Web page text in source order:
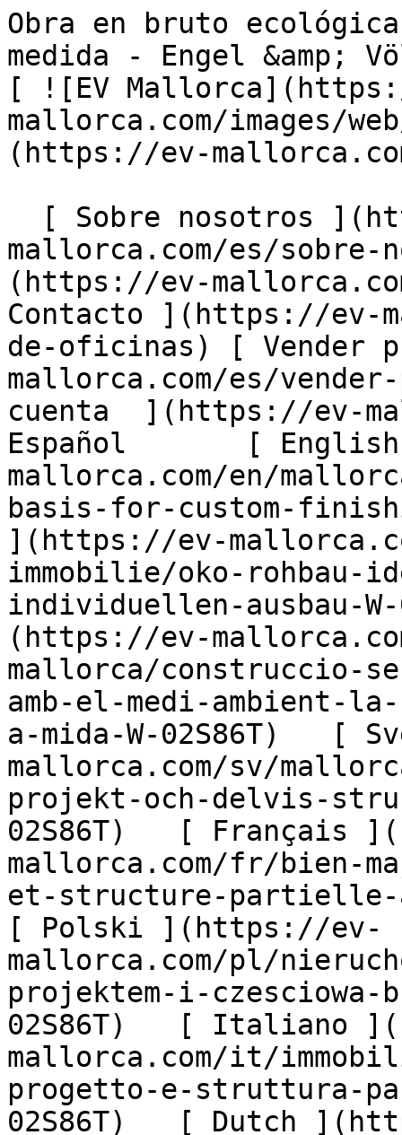
Obra en bruto ecológica: base ideal para acabado a medida - Engel &amp; Völkers Mallorca                [ ![EV Mallorca](https://cdn.ev-mallorca.com/images/web/EV_Logo_RGB.svg) ](https://ev-mallorca.com/es)  Mallorca  

  [ Sobre nosotros ](https://ev-mallorca.com/es/sobre-nosotros) [ Sobre Mallorca ](https://ev-mallorca.com/es/sobre-mallorca) [ Contacto ](https://ev-mallorca.com/es/ubicaciones-de-oficinas) [ Vender propiedad ](https://ev-mallorca.com/es/vender-propiedad-mallorca) [    Mi cuenta  ](https://ev-mallorca.com/es/mi-cuenta)   Español       [ English ](https://ev-mallorca.com/en/mallorca-property/eco-shell-ideal-basis-for-custom-finishing-W-02S86T)    [ Deutsch ](https://ev-mallorca.com/de/mallorca-immobilie/oko-rohbau-ideale-basis-zum-individuellen-ausbau-W-02S86T)   [ Català ](https://ev-mallorca.com/ca/immoble-mallorca/construccio-sense-acabar-i-respectuosa-amb-el-medi-ambient-la-base-ideal-per-a-un-acabat-a-mida-W-02S86T)   [ Svenska ](https://ev-mallorca.com/sv/mallorca-fastighet/tomt-med-projekt-och-delvis-struktur-i-colonia-st-pere-W-02S86T)   [ Français ](https://ev-mallorca.com/fr/bien-majorque/terrain-avec-projet-et-structure-partielle-a-colonia-st-pere-W-02S86T)   [ Polski ](https://ev-mallorca.com/pl/nieruchomosc-majorce/dzialka-z-projektem-i-czesciowa-budowa-w-colonia-st-pere-W-02S86T)   [ Italiano ](https://ev-mallorca.com/it/immobili-maiorca/terreno-con-progetto-e-struttura-parziale-a-colonia-st-W-02S86T)   [ Dutch ](https://ev-mallorca.com/nl/mallorca-eigendom/perceel-met-project-en-gedeeltelijke-structuur-in-colonia-st-pere-W-02S86T)   [ Русский ](https://ev-mallorca.com/ru/nedvizhimost-mayorka/ucastok-so-zdaniem-v-koloniu-san-pere-W-02S86T)   [ Dansk ](https://ev-mallorca.com/da/mallorca-ejendom/grund-med-rahus-i-okologisk-konstruktion-W-02S86T)   

  Comprar  [ Todas las propiedades ](https://ev-mallorca.com/es/inmobiliaria-mallorca?contract_type=0) [ Casa ](https://ev-mallorca.com/es/inmobiliaria-mallorca?contract_type=0&type%5B0%5D=0) [ Finca ](https://ev-mallorca.com/es/inmobiliaria-mallorca?contract_type=0&type%5B0%5D=1) [ Apartamento ](https://ev-mallorca.com/es/inmobiliaria-mallorca?contract_type=0&type%5B0%5D=2) [ Ático ](https://ev-mallorca.com/es/inmobiliaria-mallorca?contract_type=0&type%5B0%5D=5) [ Solares ](https://ev-mallorca.com/es/inmobiliaria-mallorca?contract_type=0&type%5B0%5D=3) [ Obra nueva ](https://ev-mallorca.com/es/inmobiliaria-mallorca?contract_type=0&type%5B0%5D=development) 

  Alquilar  [ Todas las propiedades ](https://ev-mallorca.com/es/inmobiliaria-mallorca?contract_type=1) [ Casa ](https://ev-mallorca.com/es/inmobiliaria-mallorca?contract_type=1&type%5B0%5D=0) [ Finca ](https://ev-mallorca.com/es/inmobiliaria-mallorca?contract_type=1&type%5B0%5D=1) [ Apartamento ](https://ev-mallorca.com/es/inmobiliaria-mallorca?contract_type=1&type%5B0%5D=2) [ Ático ](https://ev-mallorca.com/es/inmobiliaria-mallorca?contract_type=1&type%5B0%5D=5) 

  Alquiler Vacacional  [ Todas las propiedades ](https://ev-mallorca.com/es/alquiler-vacacional) [ Casa ](https://ev-mallorca.com/es/alquiler-vacacional?type%5B0%5D=0) [ Finca ](https://ev-mallorca.com/es/alquiler-vacacional?type%5B0%5D=1) [ Apartamento ](https://ev-mallorca.com/es/alquiler-vacacional?type%5B0%5D=2) [ Ático ](https://ev-mallorca.com/es/alquiler-vacacional?type%5B0%5D=5) 

  Comercial  [ Todas las propiedades ](https://ev-mallorca.com/es/propiedades-comerciales) [ Agricultura y bosques ](https://ev-mallorca.com/es/propiedades-comerciales?type%5B0%5D=6) [ Hotel ](https://ev-mallorca.com/es/propiedades-comerciales?type%5B0%5D=7) [ Industria ](https://ev-mallorca.com/es/propiedades-comerciales?type%5B0%5D=8) [ Inversión ](https://ev-mallorca.com/es/propiedades-comerciales?type%5B0%5D=9) [ Gastronomía ](https://ev-mallorca.com/es/propiedades-comerciales?type%5B0%5D=10) [ Solares ](https://ev-mallorca.com/es/propiedades-comerciales?type%5B0%5D=11) [ Oficina ](https://ev-mallorca.com/es/propiedades-comerciales?type%5B0%5D=12) [ Otros ](https://ev-mallorca.com/es/propiedades-comerciales?type%5B0%5D=13) [ Tienda ](https://ev-mallorca.com/es/propiedades-comerciales?type%5B0%5D=14) 

 [ Obra nueva ](https://ev-mallorca.com/es/obra-nueva-mallorca) 

     Español       [ English ](https://ev-mallorca.com/en/mallorca-property/eco-shell-ideal-basis-for-custom-finishing-W-02S86T)    [ Deutsch ](https://ev-mallorca.com/de/mallorca-immobilie/oko-rohbau-ideale-basis-zum-individuellen-ausbau-W-